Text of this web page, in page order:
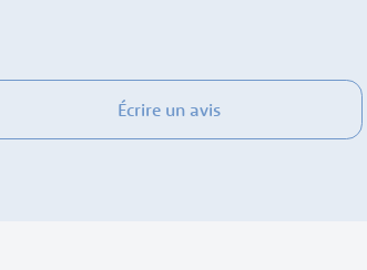
Écrire un avis